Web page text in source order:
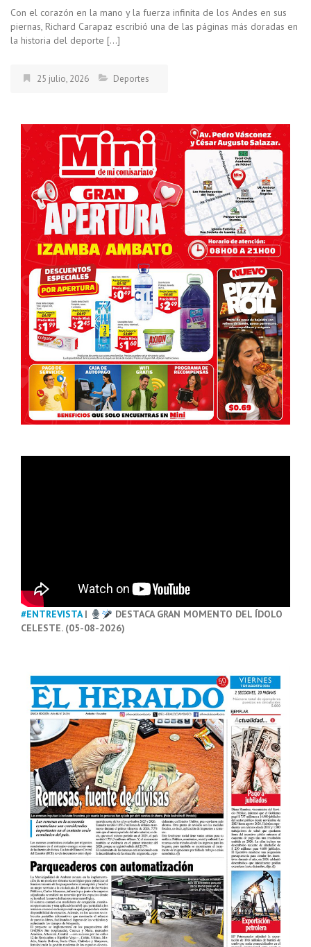
Con el corazón en la mano y la fuerza infinita de los Andes en sus
piernas, Richard Carapaz escribió una de las páginas más doradas en
la historia del deporte […]
25 julio, 2026 Deportes
#ENTREVISTA|
DESTACA GRAN MOMENTO DEL ÍDOLO
CELESTE. (05-08-2026)